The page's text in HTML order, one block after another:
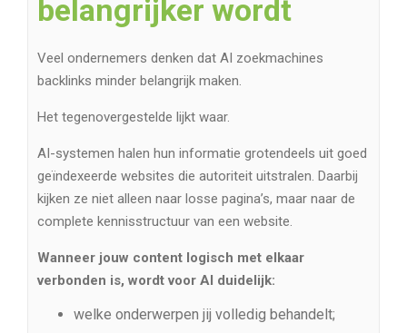
belangrijker wordt
Veel ondernemers denken dat AI zoekmachines
backlinks minder belangrijk maken.
Het tegenovergestelde lijkt waar.
AI-systemen halen hun informatie grotendeels uit goed
geïndexeerde websites die autoriteit uitstralen. Daarbij
kijken ze niet alleen naar losse pagina’s, maar naar de
complete kennisstructuur van een website.
Wanneer jouw content logisch met elkaar
verbonden is, wordt voor AI duidelijk:
welke onderwerpen jij volledig behandelt;